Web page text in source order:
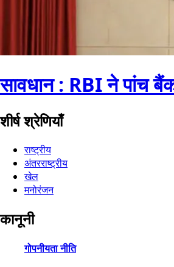
सावधान : RBI ने पांच
शीर्ष श्रेणियाँ
राष्ट्रीय
अंतरराष्ट्रीय
खेल
मनोरंजन
कानूनी
गोपनीयता नीति